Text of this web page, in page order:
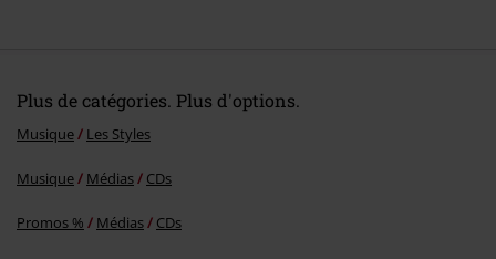
Plus de catégories. Plus d'options.
Musique Les Styles
Musique Médias CDs
Promos % Médias CDs